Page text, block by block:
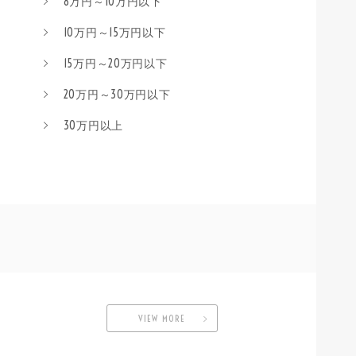
10万円～15万円以下
15万円～20万円以下
20万円～30万円以下
30万円以上
VIEW MORE